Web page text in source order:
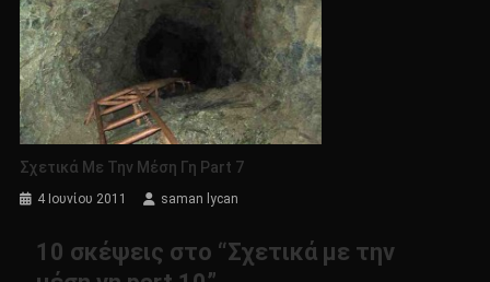
Σχετικά Με Την Μέση Γη Part 7
4 Ιουνίου 2011 saman lycan
10 σκέψεις στο “Σχετικά με την